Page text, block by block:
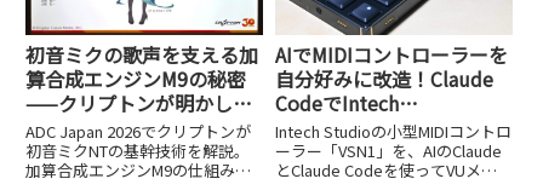
初音ミクの歌声を支える加
算合成エンジンM9の秘密
——クリプトンが明かした
基幹技術と今後の展開
【ADC Japan 2026レポー
ト③】
ADC Japan 2026でクリプトンが
初音ミクNTの基幹技術を解説。
加算合成エンジンM9の仕組み、
AIでMIDIコントローラーを
自分好みに改造！Claude
CodeでIntech
Studio「VSN1」をVUメー
ター化してみた
Intech Studioの小型MIDIコントロ
ーラー「VSN1」を、AIのClaude
とClaude Codeを使ってVUメー